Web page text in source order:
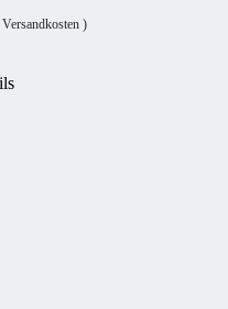
Versandkosten)